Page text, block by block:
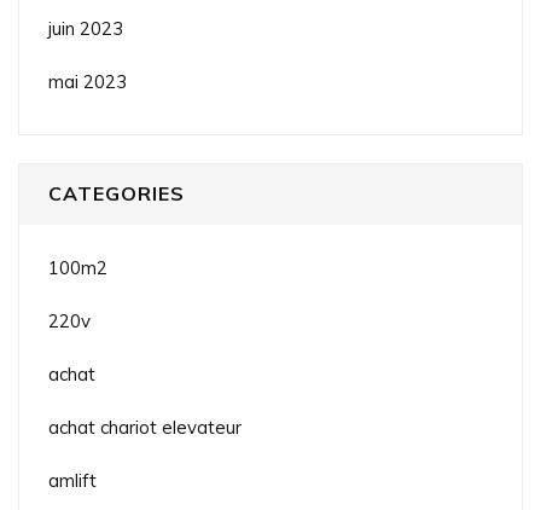
juin 2023
mai 2023
CATEGORIES
100m2
220v
achat
achat chariot elevateur
amlift